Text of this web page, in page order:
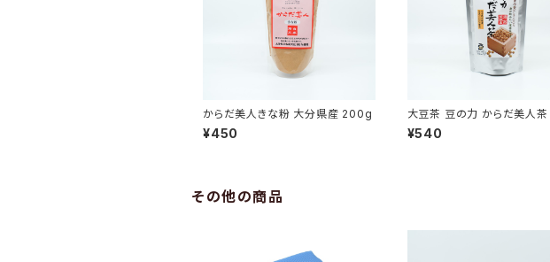
からだ美人きな粉 大分県産 200g
¥450
大豆茶 豆の力 からだ美人
県産
¥540
その他の商品